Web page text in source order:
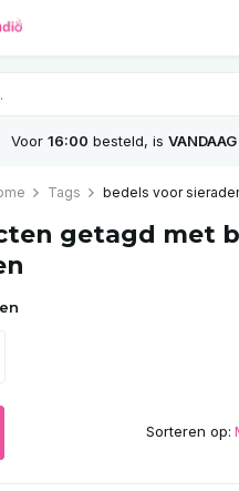
Voor 16:00 besteld, is VANDAAG
Tags bedels voor
getagd met
Sorteren op: